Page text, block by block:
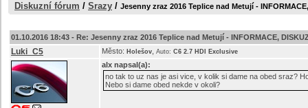
Diskuzní fórum / Srazy / Jesenny zraz 2016 Teplice nad Metují -
01.10.2016 18:43 - Re: Jesenny zraz 2016 Teplice nad Metují - INFORMACE,
Luki_C5 Město: Holešov Auto: C6 2.7 HDI Exclusive
alx napsal(a):
no tak to uz nas je asi vice, v kolik si dame na obed sraz?
Nebo si dame obed nekde v okoli?